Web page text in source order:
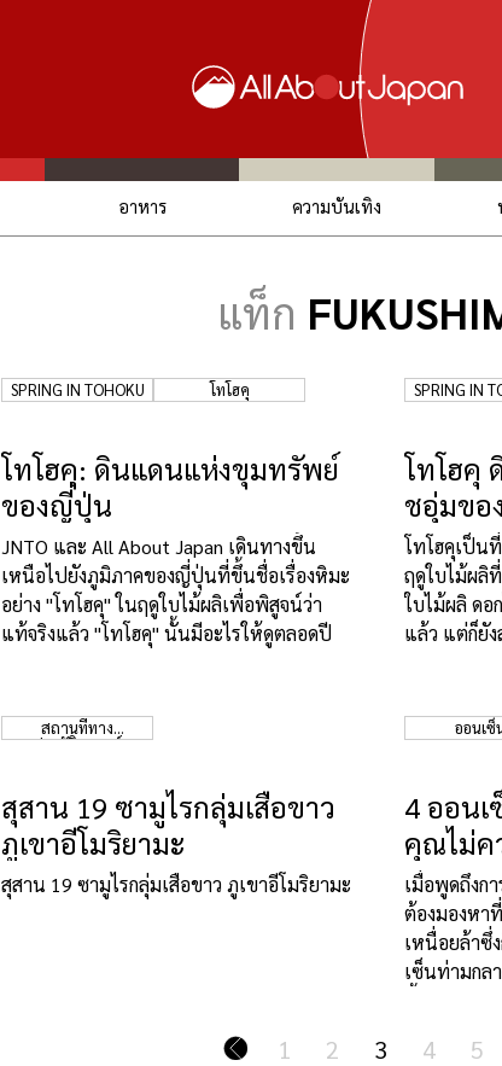
อาหาร ความบันเทิง
แท็ก
SPRING IN TOHOKU โทโฮคุ
โทโฮคุ: ดินแดนแห่งขุมทรัพย์
ของญี่ปุ่น
JNTO และ All About Japan เดินทางขึ้น
เหนือไปยังภูมิภาคของญี่ปุ่นที่ขึ้นชื่อเรื่องหิมะ
อย่าง "โทโฮคุ" ในฤดูใบไม้ผลิเพื่อพิสูจน์ว่า
แท้จริงแล้ว "โทโฮคุ" นั้นมีอะไรให้ดูตลอดปี
SPRING IN
โทโฮคุ
ชอุ่มข
โทโฮคุเป็น
ฤดูใบไม้ผลิ
ใบไม้ผลิ ด
แล้ว แต่ก็ยั
สถานที่ทาง
ประวัติศาสตร์
สุสาน 19 ซามูไรกลุ่มเสือขาว
ภูเขาอีโมริยามะ
สุสาน 19 ซามูไรกลุ่มเสือขาว ภูเขาอีโมริยามะ
ออนเซ็
4 ออน
คุณไม่ค
เมื่อพูดถึงก
ต้องมองหา
เหนื่อยล้าซึ่
เซ็นท่ามกล
1 2 3 4 5